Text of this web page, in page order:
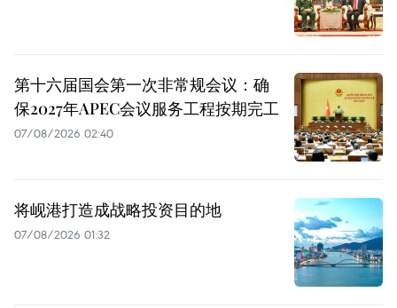
第十六届国会第一次非常规会议：确
保2027年APEC会议服务工程按期完工
07/08/2026 02:40
将岘港打造成战略投资目的地
07/08/2026 01:32